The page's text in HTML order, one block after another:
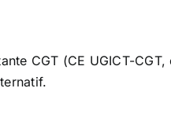
CGT (CE UGICT-